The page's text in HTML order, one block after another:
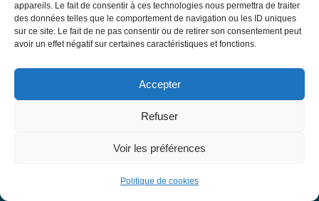
appareils. Le fait de consentir à ces technologies nous permettra de traiter
des données telles que le comportement de navigation ou les ID uniques
sur ce site. Le fait de ne pas consentir ou de retirer son consentement peut
avoir un effet négatif sur certaines caractéristiques et fonctions.
Accepter
Refuser
Voir les préférences
Politique de cookies
Missions du site
Mentions légales
Conditions générales d’utilisation
Base de données EBMT Registry